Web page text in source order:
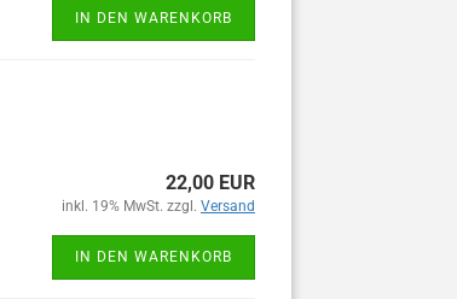
IN DEN WARENKORB
22,00 EUR
inkl. 19% MwSt. zzgl. Versand
IN DEN WARENKORB